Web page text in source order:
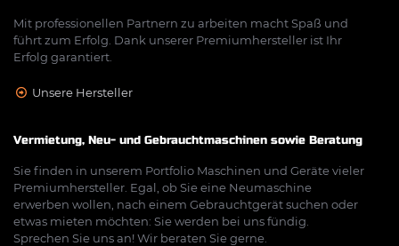
Mit professionellen Partnern zu arbeiten macht Spaß und
führt zum Erfolg. Dank unserer Premiumhersteller ist Ihr
Erfolg garantiert.
Unsere Hersteller
Vermietung, Neu- und Gebrauchtmaschinen sowie Beratung
Sie finden in unserem Portfolio Maschinen und Geräte vieler
Premiumhersteller. Egal, ob Sie eine Neumaschine
erwerben wollen, nach einem Gebrauchtgerät suchen oder
etwas mieten möchten: Sie werden bei uns fündig.
Sprechen Sie uns an! Wir beraten Sie gerne.